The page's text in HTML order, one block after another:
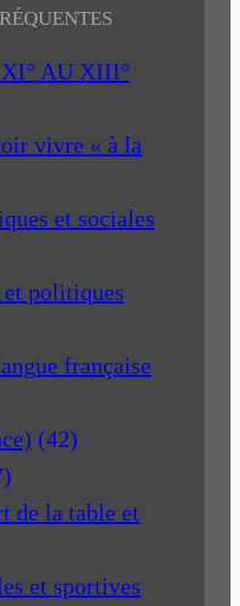
AU XIII°
vivre « à la
et sociales
politiques
française
(42)
de la table et
et sportives